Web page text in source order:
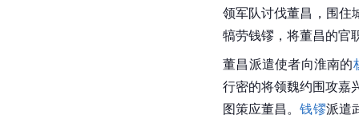
领军队讨伐董昌，围住
犒劳钱镠，将董昌的官
董昌派遣使者向淮南的
行密的将领魏约围攻嘉
图策应董昌。钱镠派遣